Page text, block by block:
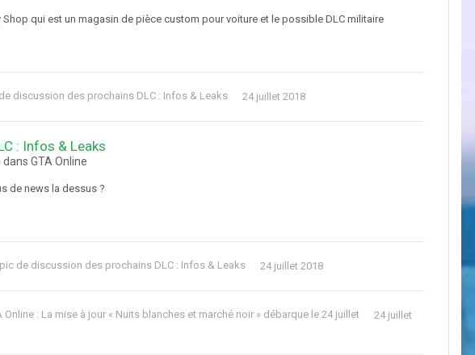
qui est un magasin de pièce custom pour voiture et le possible DLC militaire
discussion des prochains DLC : Infos & Leaks 24 juillet 2018
: Infos & Leaks
dans GTA Online
de news la dessus ?
de discussion des prochains DLC : Infos & Leaks 24 juillet 2018
Online : La mise à jour « Nuits blanches et marché noir » débarque le 24 juillet
24 juillet